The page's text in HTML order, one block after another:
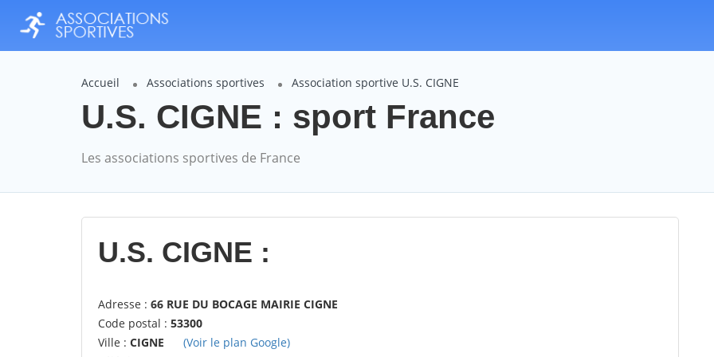
Accueil Associations sportives Association sportive U.S. CIGNE
U.S. CIGNE : sport France
Les associations sportives de France
U.S. CIGNE :
Adresse : 66 RUE DU BOCAGE MAIRIE CIGNE
Code postal : 53300
Ville : CIGNE
(Voir le plan Google)